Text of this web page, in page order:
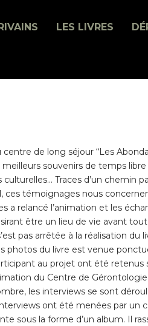
LES LIVRES
centre de long séjour “Les
meilleurs souvenirs de temps
culturelles… Traces d’un chemin
ces témoignages nous
a relancé l’animation et les
être un lieu de vie avant tout.
pas arrêtée à la réalisation du
photos du livre est venue
au projet ont été retenus
du Centre de
les interviews se sont
ont été menées par un
sous la forme d’un album. Il